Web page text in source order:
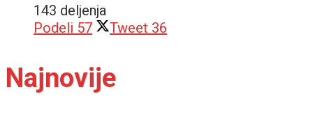
143 deljenja
Podeli 57 Tweet 36
Najnovije